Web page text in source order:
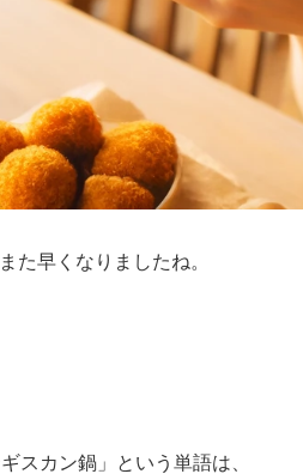
た早くなりましたね。
ギスカン鍋」という単語は、